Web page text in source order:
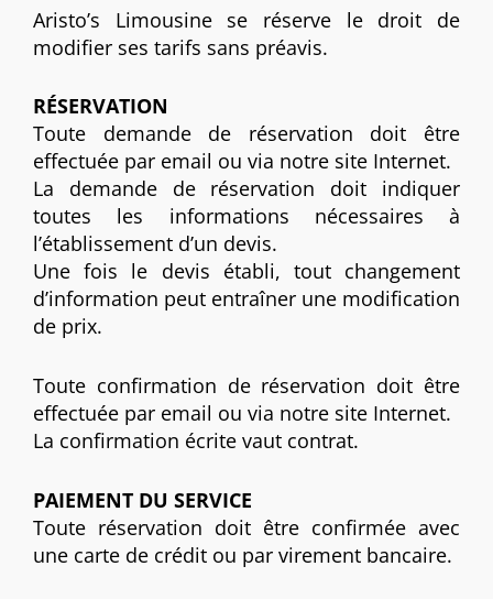
Aristo’s Limousine se réserve le droit de
modifier ses tarifs sans préavis.
RÉSERVATION
Toute demande de réservation doit être
effectuée par email ou via notre site Internet.
La demande de réservation doit indiquer
toutes les informations nécessaires à
l’établissement d’un devis.
Une fois le devis établi, tout changement
d’information peut entraîner une modification
de prix.
Toute confirmation de réservation doit être
effectuée par email ou via notre site Internet.
La confirmation écrite vaut contrat.
PAIEMENT DU SERVICE
Toute réservation doit être confirmée avec
une carte de crédit ou par virement bancaire.